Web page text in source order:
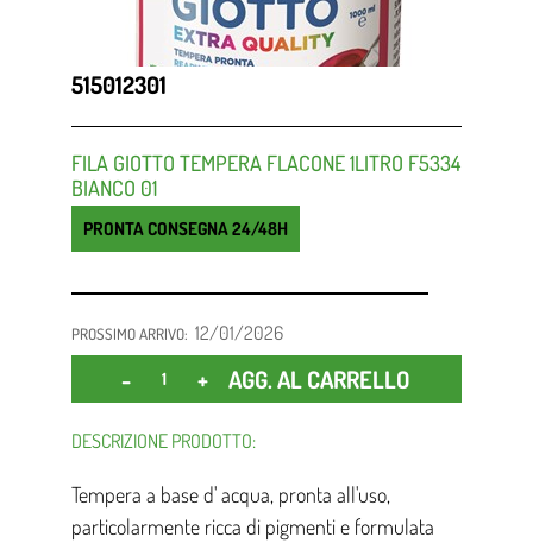
515012301
FILA GIOTTO TEMPERA FLACONE 1LITRO F5334
BIANCO 01
PRONTA CONSEGNA 24/48H
PROSSIMO ARRIVO: 12/01/2026
Quantità
AGG. AL CARRELLO
DESCRIZIONE PRODOTTO:
Tempera a base d' acqua, pronta all'uso,
particolarmente ricca di pigmenti e formulata